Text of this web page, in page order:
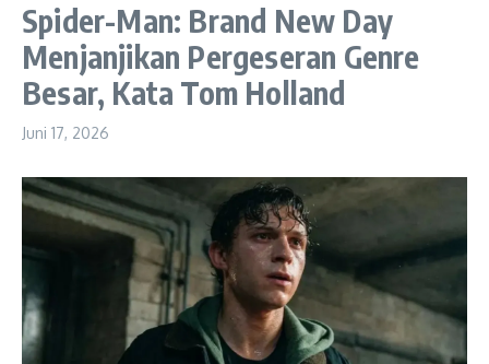
Spider-Man: Brand New Day
Menjanjikan Pergeseran Genre
Besar, Kata Tom Holland
Juni 17, 2026